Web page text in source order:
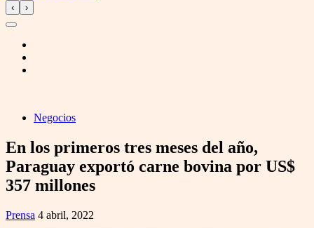
‹ ›
Negocios
En los primeros tres meses del año,
Paraguay exportó carne bovina por US$
357 millones
Prensa 4 abril, 2022